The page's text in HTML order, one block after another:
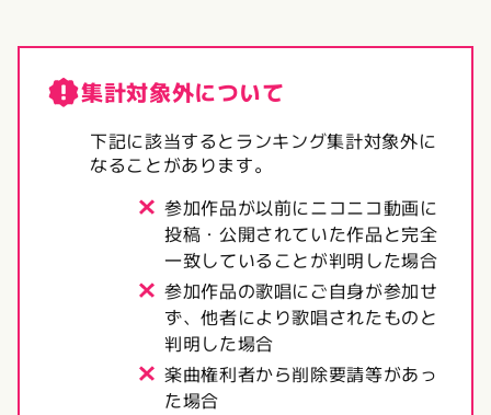
集計対象外について
下記に該当するとランキング集計対象外に
なることがあります。
参加作品が以前にニコニコ動画に
投稿・公開されていた作品と完全
一致していることが判明した場合
参加作品の歌唱にご自身が参加せ
ず、他者により歌唱されたものと
判明した場合
楽曲権利者から削除要請等があっ
た場合